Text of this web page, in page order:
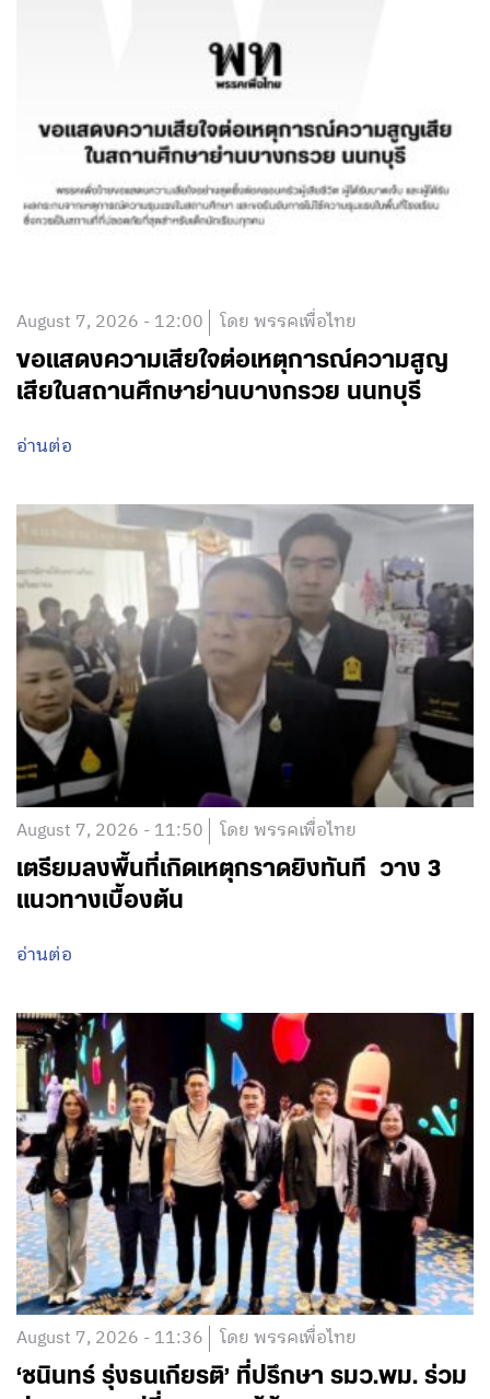
August 7, 2026 - 12:00 โดย พรรคเพื่อไทย
ขอแสดงความเสียใจต่อเหตุการณ์ความสูญ
เสียในสถานศึกษาย่านบางกรวย นนทบุรี
อ่านต่อ
August 7, 2026 - 11:50 โดย พรรคเพื่อไทย
เตรียมลงพื้นที่เกิดเหตุกราดยิงทันที วาง 3
แนวทางเบื้องต้น
อ่านต่อ
August 7, 2026 - 11:36 โดย พรรคเพื่อไทย
‘ชนินทร์ รุ่งธนเกียรติ’ ที่ปรึกษา รมว.พม. ร่วม